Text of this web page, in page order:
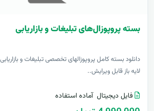
بسته پروپوزال‌های تبلیغات و بازاریابی
دانلود بسته کامل پروپوزالهای تخصصی تبلیغات و
لایه باز قابل ویرایش..
فایل دیجیتال آماده استفاده